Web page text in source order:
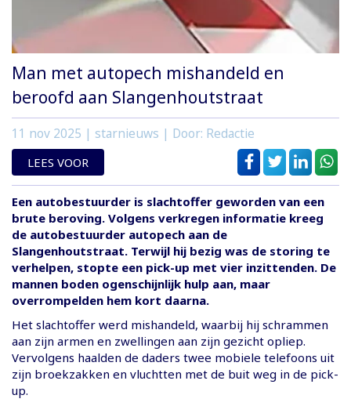
Man met autopech mishandeld en
beroofd aan Slangenhoutstraat
11 nov 2025 | starnieuws | Door: Redactie
LEES VOOR
Een autobestuurder is slachtoffer geworden van een
brute beroving. Volgens verkregen informatie kreeg
de autobestuurder autopech aan de
Slangenhoutstraat. Terwijl hij bezig was de storing te
verhelpen, stopte een pick-up met vier inzittenden. De
mannen boden ogenschijnlijk hulp aan, maar
overrompelden hem kort daarna.
Het slachtoffer werd mishandeld, waarbij hij schrammen
aan zijn armen en zwellingen aan zijn gezicht opliep.
Vervolgens haalden de daders twee mobiele telefoons uit
zijn broekzakken en vluchtten met de buit weg in de pick-
up.